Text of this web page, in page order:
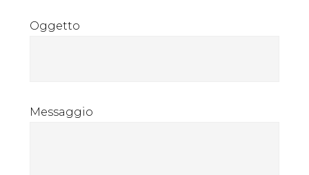
Oggetto
Messaggio